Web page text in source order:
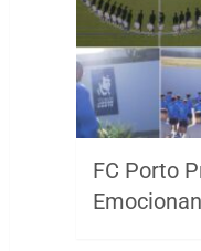
FC Porto